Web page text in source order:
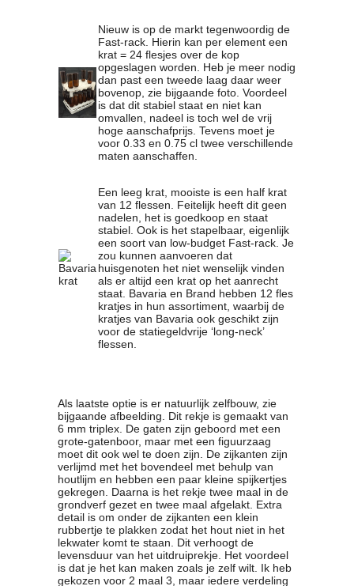
Nieuw is op de markt tegenwoordig de
Fast-rack. Hierin kan per element een
krat = 24 flesjes over de kop
opgeslagen worden. Heb je meer nodig
dan past een tweede laag daar weer
bovenop, zie bijgaande foto. Voordeel
is dat dit stabiel staat en niet kan
omvallen, nadeel is toch wel de vrij
hoge aanschafprijs. Tevens moet je
voor 0.33 en 0.75 cl twee verschillende
maten aanschaffen.
Een leeg krat, mooiste is een half krat
van 12 flessen. Feitelijk heeft dit geen
nadelen, het is goedkoop en staat
stabiel. Ook is het stapelbaar, eigenlijk
een soort van low-budget Fast-rack. Je
zou kunnen aanvoeren dat
huisgenoten het niet wenselijk vinden
als er altijd een krat op het aanrecht
staat. Bavaria en Brand hebben 12 fles
kratjes in hun assortiment, waarbij de
kratjes van Bavaria ook geschikt zijn
voor de statiegeldvrije ‘long-neck’
flessen.
Als laatste optie is er natuurlijk zelfbouw, zie
bijgaande afbeelding. Dit rekje is gemaakt van
6 mm triplex. De gaten zijn geboord met een
grote-gatenboor, maar met een figuurzaag
moet dit ook wel te doen zijn. De zijkanten zijn
verlijmd met het bovendeel met behulp van
houtlijm en hebben een paar kleine spijkertjes
gekregen. Daarna is het rekje twee maal in de
grondverf gezet en twee maal afgelakt. Extra
detail is om onder de zijkanten een klein
rubbertje te plakken zodat het hout niet in het
lekwater komt te staan. Dit verhoogt de
levensduur van het uitdruiprekje. Het voordeel
is dat je het kan maken zoals je zelf wilt. Ik heb
gekozen voor 2 maal 3, maar iedere verdeling